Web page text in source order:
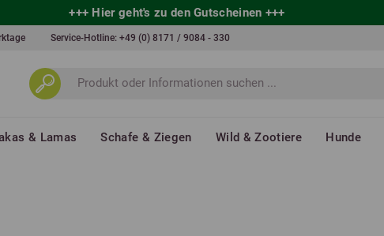
+++ Hier geht's zu den Gutscheinen +++
Service-Hotline: +49 (0) 8171 / 9084 - 330
& Lamas Schafe & Ziegen Wild & Zootiere Hunde